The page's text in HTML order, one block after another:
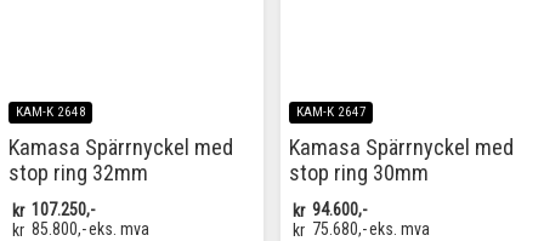
KAM-K 2648
Kamasa Spärrnyckel med
stop ring 32mm
kr 107.250,-
kr 85.800,-eks. mva
KAM-K 2647
Kamasa Spärrnyckel med
stop ring 30mm
kr 94.600,-
kr 75.680,-eks. mva